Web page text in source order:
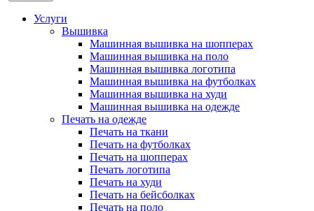
Услуги
Вышивка
Машинная вышивка на шопперах
Машинная вышивка на поло
Машинная вышивка логотипа
Машинная вышивка на футболках
Машинная вышивка на худи
Машинная вышивка на одежде
Печать на одежде
Печать на ткани
Печать на футболках
Печать на шопперах
Печать логотипа
Печать на худи
Печать на бейсболках
Печать на поло